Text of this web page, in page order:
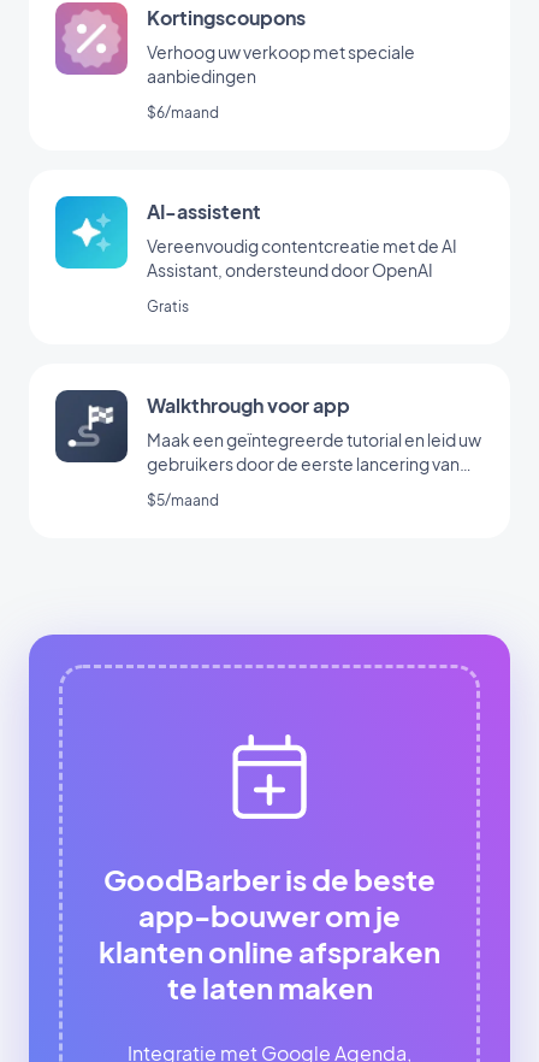
Kortingscoupons
Verhoog uw verkoop met speciale
aanbiedingen
$6/maand
AI-assistent
Vereenvoudig contentcreatie met de AI
Assistant, ondersteund door OpenAI
Gratis
Walkthrough voor app
Maak een geïntegreerde tutorial en leid uw
gebruikers door de eerste lancering van
uw app
$5/maand
GoodBarber is de beste
app-bouwer om je
klanten online afspraken
te laten maken
Integratie met Google Agenda,